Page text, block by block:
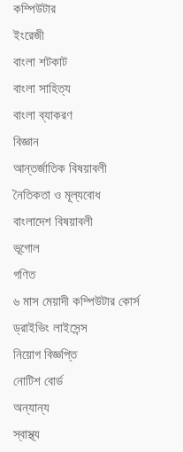
কম্পিউটার
ইংরেজী
বাংলা শটকাট
বাংলা সাহিত্য
বাংলা ব্যাকরণ
বিজ্ঞান
আন্তর্জাতিক বিষয়াবলী
নৈতিকতা ও মূল্যবোধ
বাংলাদেশ বিষয়াবলী
ভূগোল
গণিত
৬ মাস মেয়াদী কম্পিউটার কোর্স
ড্রাইভিং লাইসেন্স
নিয়োগ বিজ্ঞপ্তি
নোটিশ বোর্ড
অন্যান্য
স্বাস্থ্য